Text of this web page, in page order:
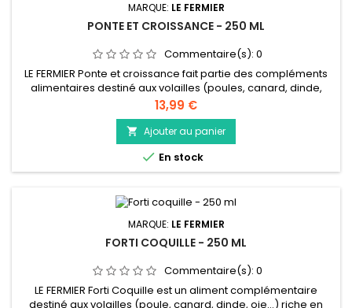
MARQUE: LE FERMIER
PONTE ET CROISSANCE - 250 ML
Commentaire(s): 0
LE FERMIER Ponte et croissance fait partie des compléments
alimentaires destiné aux volailles (poules, canard, dinde,
oie…). Riches en vitamines et mineraux, Ponte &amp;
Croissance aide à la bonne croissance de vos poussins et
favorise aussi une ponte de qualité et régulière. Ce
complément alimentaire n’altère aucunement le goût et
l’odeur des œufs et de...
Prix
13,99 €
 Ajouter au panier
 En stock
MARQUE: LE FERMIER
FORTI COQUILLE - 250 ML
Commentaire(s): 0
LE FERMIER Forti Coquille est un aliment complémentaire
destiné aux volailles (poule, canard, dinde, oie…) riche en